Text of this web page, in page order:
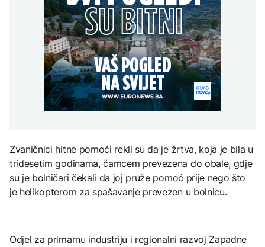
DRUŠTVO
Počela isplata penzija u
RS
Nuklearka Krško
smanjuje proizvodnju
zbog niskog vodostaja i
visokih temperatura
Save
Redovi na aerodromima i
graničnim prelazima u
EU: Koja je svrha EES
sistema ako se isključuje
čim je preopterećen?
BIZNIS
Skočile cijene nafte na
svjetskom tržištu, hoće li
se to odraziti na BiH
djece moraju platiti 942
miliona dolara
KULTURA
Rat i pijesak prijete
drevnim piramidama
Meroe u Sudanu
ZANIMLJIVOSTI
Rihanna radi na novom
albumu
Zvaničnici hitne pomoći rekli su da je žrtva, koja je bila u
tridesetim godinama, čamcem prevezena do obale, gdje
su je bolničari čekali da joj pruže pomoć prije nego što
je helikopterom za spašavanje prevezen u bolnicu.
Odjel za primarnu industriju i regionalni razvoj Zapadne